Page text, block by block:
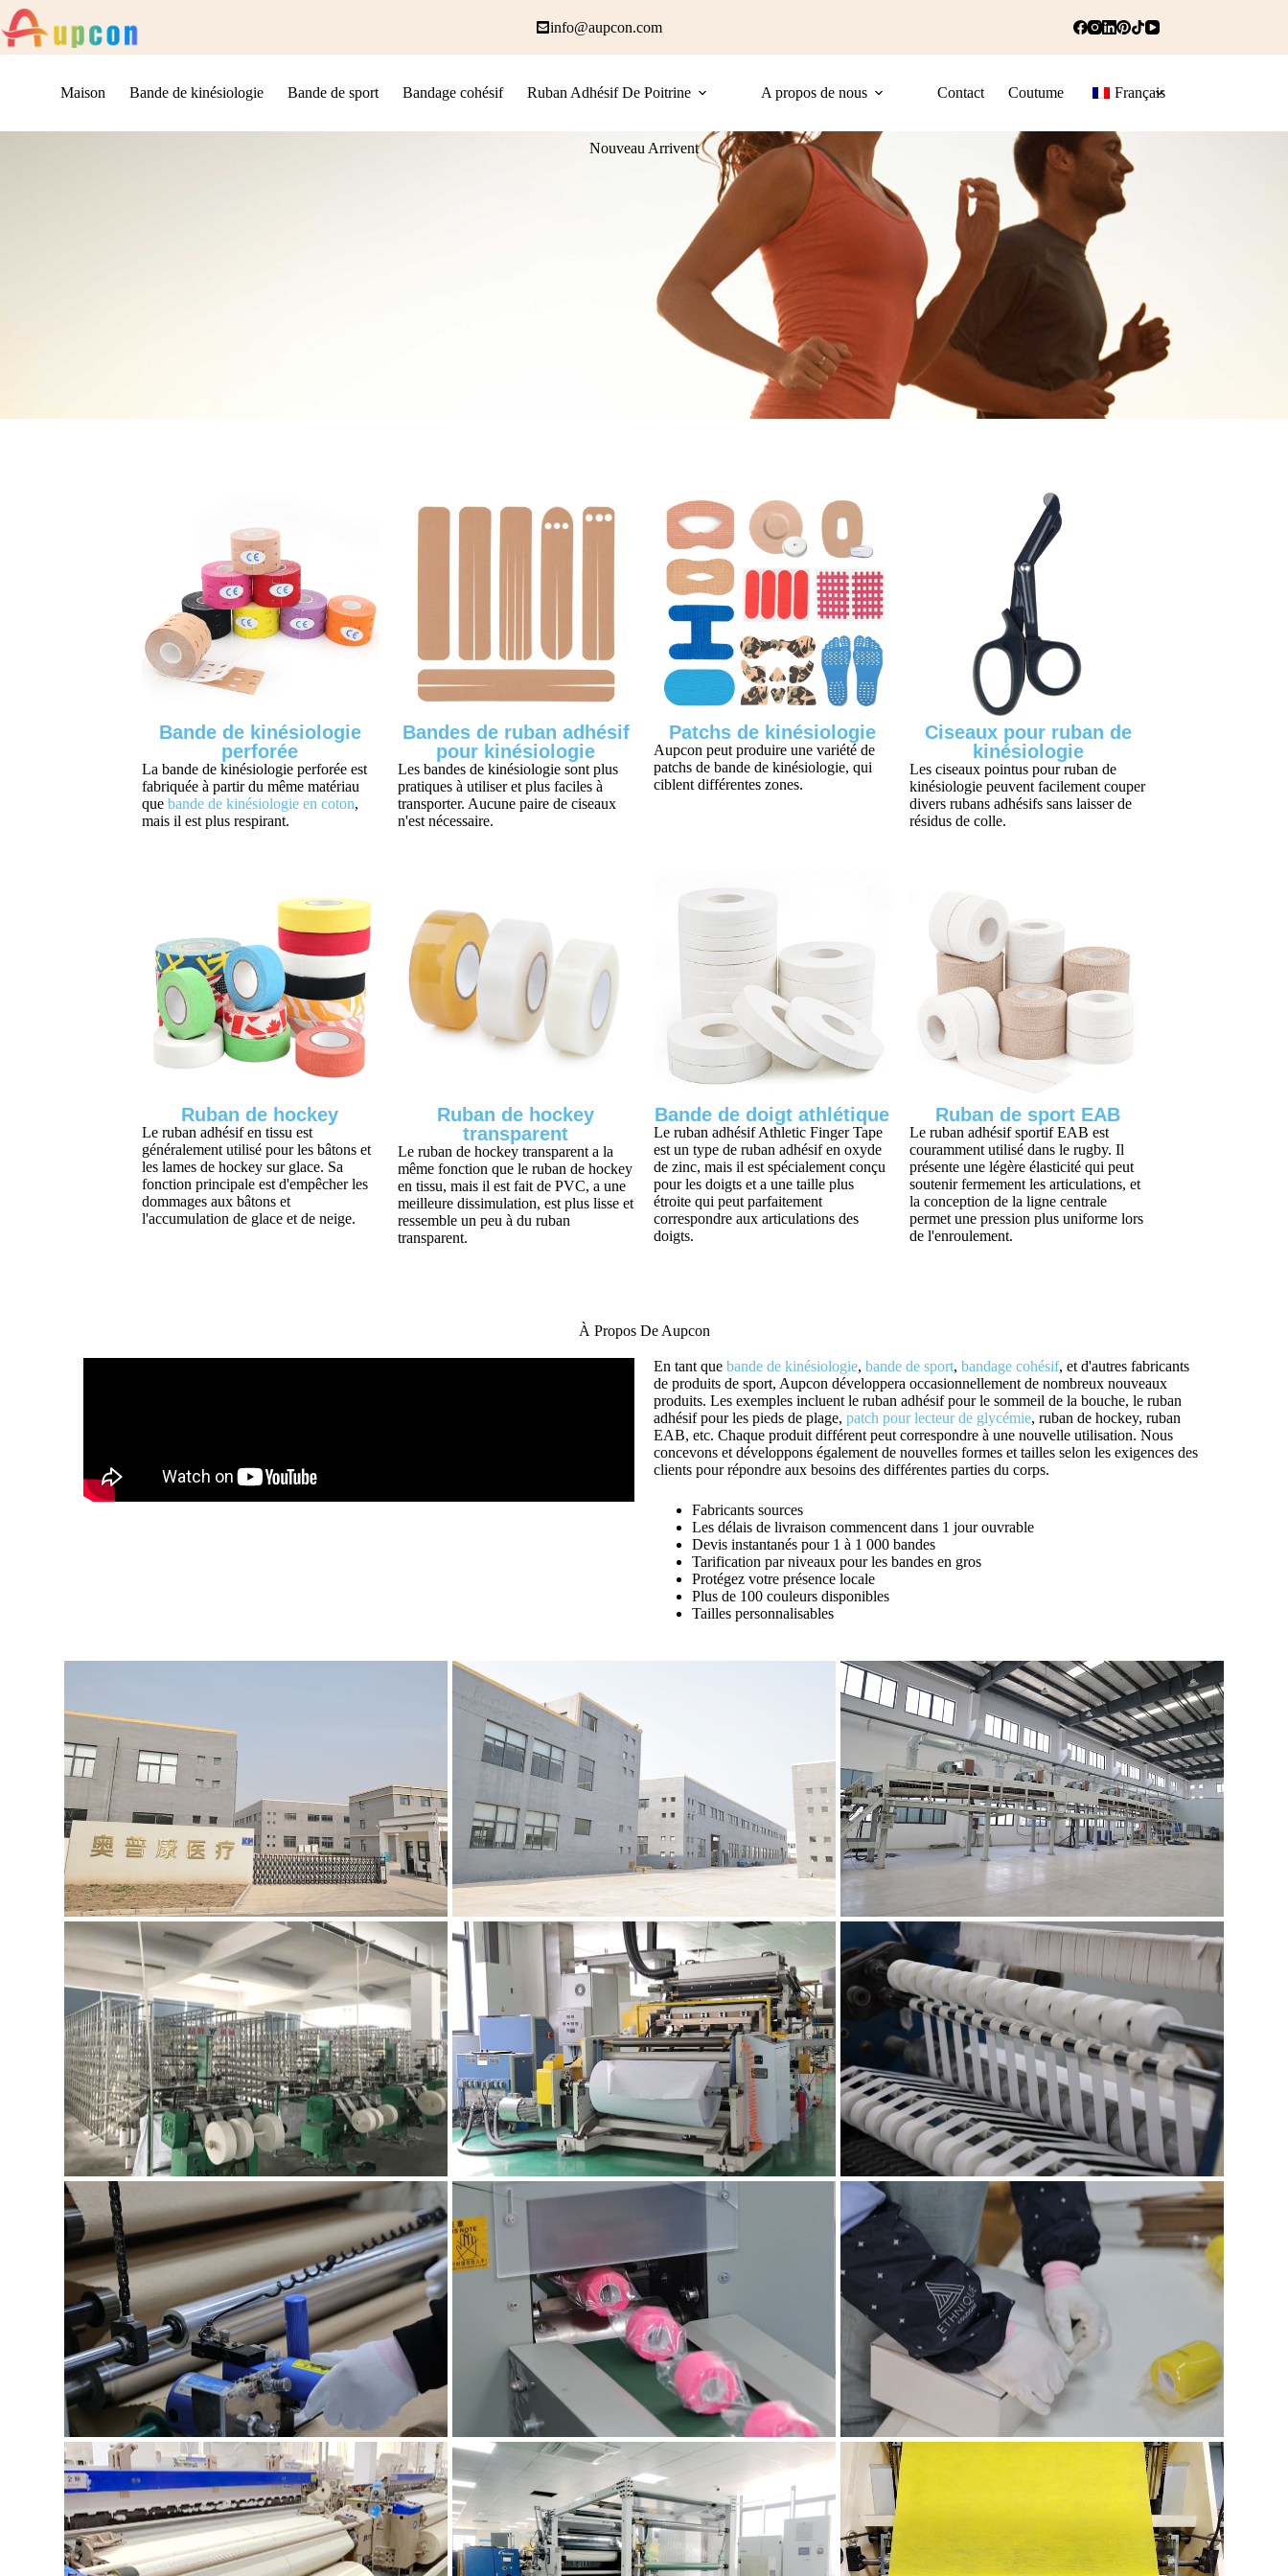
info@aupcon.com
Maison Bande de kinésiologie Bande de sport Bandage cohésif Ruban Adhésif De Poitrine A propos de nous Contact Coutume Français
Nouveau Arrivent
Bande de kinésiologie
perforée
La bande de kinésiologie perforée est
fabriquée à partir du même matériau
que bande de kinésiologie en coton,
mais il est plus respirant.
Bandes de ruban adhésif
pour kinésiologie
Les bandes de kinésiologie sont plus
pratiques à utiliser et plus faciles à
transporter. Aucune paire de ciseaux
n'est nécessaire.
Patchs de kinésiologie
Aupcon peut produire une variété de
patchs de bande de kinésiologie, qui
ciblent différentes zones.
Ciseaux pour ruban de
kinésiologie
Les ciseaux pointus pour ruban de
kinésiologie peuvent facilement couper
divers rubans adhésifs sans laisser de
résidus de colle.
Ruban de hockey
Le ruban adhésif en tissu est
généralement utilisé pour les bâtons et
les lames de hockey sur glace. Sa
fonction principale est d'empêcher les
dommages aux bâtons et
l'accumulation de glace et de neige.
Ruban de hockey
transparent
Le ruban de hockey transparent a la
même fonction que le ruban de hockey
en tissu, mais il est fait de PVC, a une
meilleure dissimulation, est plus lisse et
ressemble un peu à du ruban
transparent.
Bande de doigt athlétique
Le ruban adhésif Athletic Finger Tape
est un type de ruban adhésif en oxyde
de zinc, mais il est spécialement conçu
pour les doigts et a une taille plus
étroite qui peut parfaitement
correspondre aux articulations des
doigts.
Ruban de sport EAB
Le ruban adhésif sportif EAB est
couramment utilisé dans le rugby. Il
présente une légère élasticité qui peut
soutenir fermement les articulations, et
la conception de la ligne centrale
permet une pression plus uniforme lors
de l'enroulement.
À Propos De Aupcon
En tant que bande de kinésiologie, bande de sport, bandage cohésif, et d'autres fabricants
de produits de sport, Aupcon développera occasionnellement de nombreux nouveaux
produits. Les exemples incluent le ruban adhésif pour le sommeil de la bouche, le ruban
adhésif pour les pieds de plage, patch pour lecteur de glycémie, ruban de hockey, ruban
EAB, etc. Chaque produit différent peut correspondre à une nouvelle utilisation. Nous
concevons et développons également de nouvelles formes et tailles selon les exigences des
clients pour répondre aux besoins des différentes parties du corps.
Fabricants sources
Les délais de livraison commencent dans 1 jour ouvrable
Devis instantanés pour 1 à 1 000 bandes
Tarification par niveaux pour les bandes en gros
Protégez votre présence locale
Plus de 100 couleurs disponibles
Tailles personnalisables